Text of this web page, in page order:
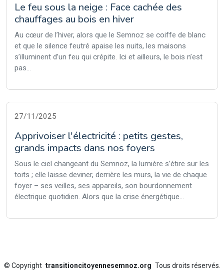
Le feu sous la neige : Face cachée des
chauffages au bois en hiver
Au cœur de l’hiver, alors que le Semnoz se coiffe de blanc
et que le silence feutré apaise les nuits, les maisons
s’illuminent d’un feu qui crépite. Ici et ailleurs, le bois n’est
pas...
27/11/2025
Apprivoiser l'électricité : petits gestes,
grands impacts dans nos foyers
Sous le ciel changeant du Semnoz, la lumière s’étire sur les
toits ; elle laisse deviner, derrière les murs, la vie de chaque
foyer – ses veilles, ses appareils, son bourdonnement
électrique quotidien. Alors que la crise énergétique...
© Copyright transitioncitoyennesemnoz.org Tous droits réservés.